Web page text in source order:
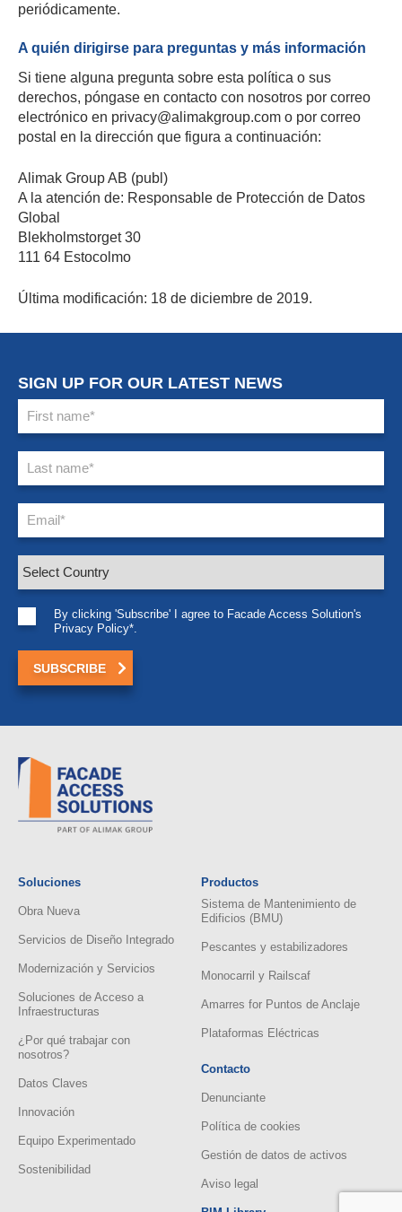
periódicamente.
A quién dirigirse para preguntas y más información
Si tiene alguna pregunta sobre esta política o sus
derechos, póngase en contacto con nosotros por correo
electrónico en privacy@alimakgroup.com o por correo
postal en la dirección que figura a continuación:
Alimak Group AB (publ)
A la atención de: Responsable de Protección de Datos
Global
Blekholmstorget 30
111 64 Estocolmo
Última modificación: 18 de diciembre de 2019.
SIGN UP FOR OUR LATEST NEWS
By clicking 'Subscribe' I agree to Facade Access Solution's
Privacy Policy*.
Soluciones
Obra Nueva
Servicios de Diseño Integrado
Modernización y Servicios
Soluciones de Acceso a
Infraestructuras
¿Por qué trabajar con
nosotros?
Datos Claves
Innovación
Equipo Experimentado
Sostenibilidad
Productos
Sistema de Mantenimiento de
Edificios (BMU)
Pescantes y estabilizadores
Monocarril y Railscaf
Amarres for Puntos de Anclaje
Plataformas Eléctricas
Contacto
Denunciante
Política de cookies
Gestión de datos de activos
Aviso legal